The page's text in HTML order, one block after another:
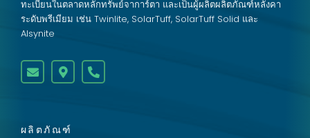
ทะเบียนในตลาดหลักทรัพย์จาการ์ตา และเป็นผู้ผลิตผลิตภัณฑ์หลังคา
ระดับพรีเมียม เช่น Twinlite, SolarTuff, SolarTuff Solid และ
Alsynite
ผลิตภัณฑ์